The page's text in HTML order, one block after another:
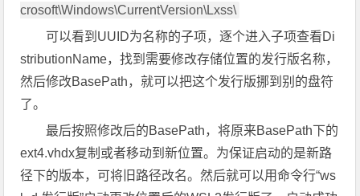
crosoft\Windows\CurrentVersion\Lxss\
可以看到UUID为名称的子项，逐个进入子项查看Di
stributionName，找到需要修改存储位置的发行版名称，
然后修改BasePath，就可以把这个发行版挪到别的盘符
了。
最后按照修改后的BasePath，将原来BasePath下的
ext4.vhdx复制或者移动到新位置。为保证启动的是新路
径下的版本，可将旧路径改名。然后就可以用命令行“ws